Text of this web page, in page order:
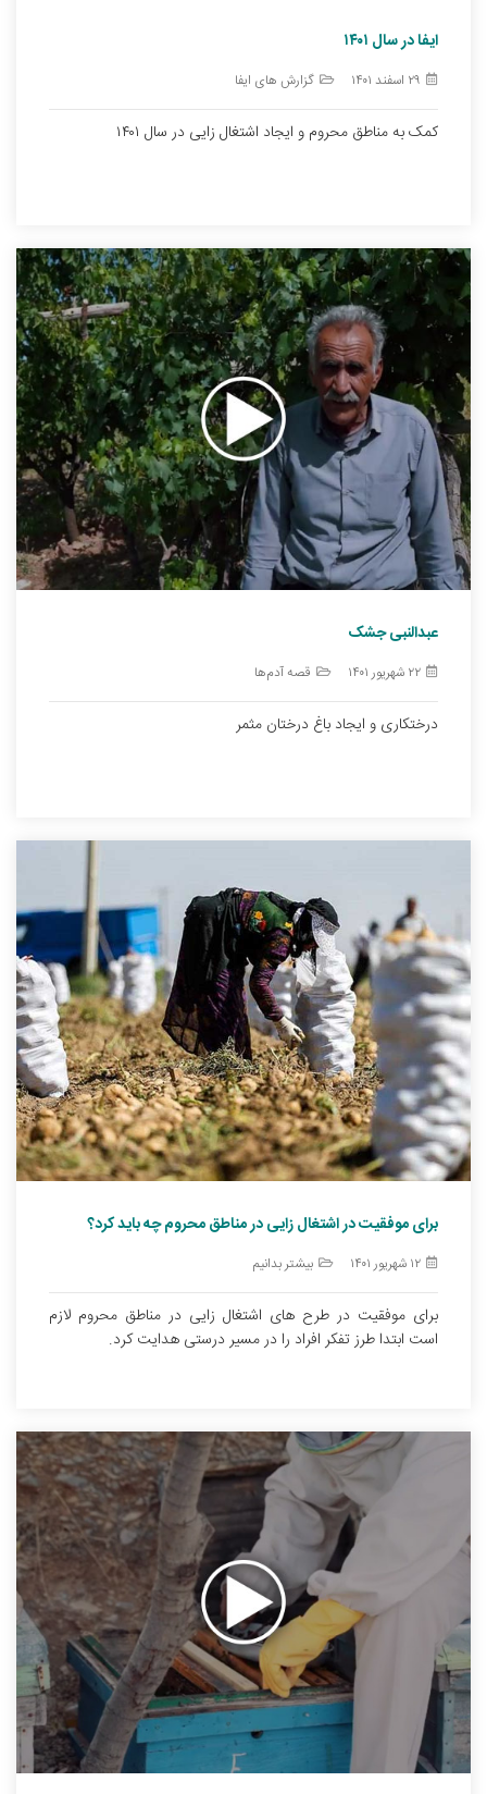
ایفا در سال ۱۴۰۱
۲۹ اسفند ۱۴۰۱ گزارش های ایفا
کمک به مناطق محروم و ایجاد اشتغال زایی در سال ۱۴۰۱
عبدالنبی جشک
۲۲ شهریور ۱۴۰۱ قصه آدم‌ها
درختکاری و ایجاد باغ درختان مثمر
برای موفقیت در اشتغال زایی در مناطق محروم چه باید کرد؟
۱۲ شهریور ۱۴۰۱ بیشتر بدانیم
برای موفقیت در طرح های اشتغال زایی در مناطق محروم لازم
است ابتدا طرز تفکر افراد را در مسیر درستی هدایت کرد.